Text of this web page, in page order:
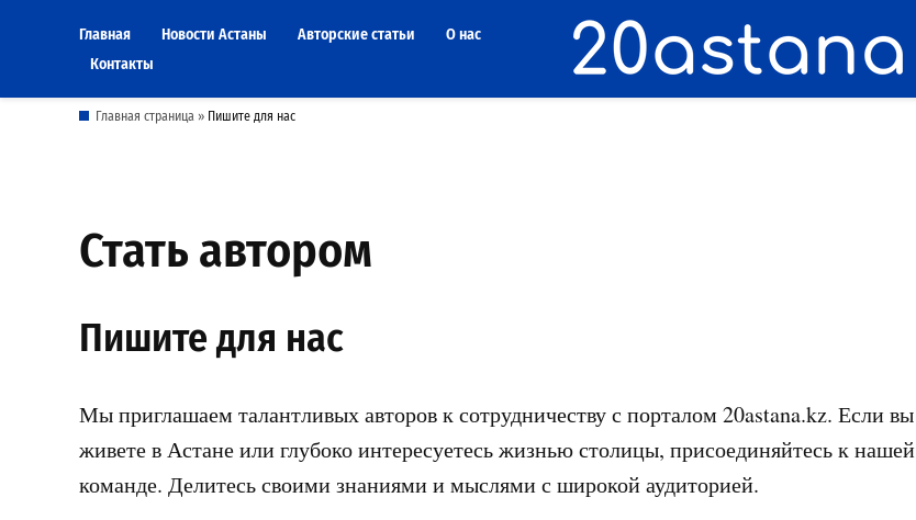
Главная Новости Астаны Авторские статьи
О нас
Контакты
Главная страница » Пишите для нас
Стать автором
Пишите для нас
Мы приглашаем талантливых авторов к сотрудничеству с порталом 20astana.kz. Если вы
живете в Астане или глубоко интересуетесь жизнью столицы, присоединяйтесь к нашей
команде. Делитесь своими знаниями и мыслями с широкой аудиторией.